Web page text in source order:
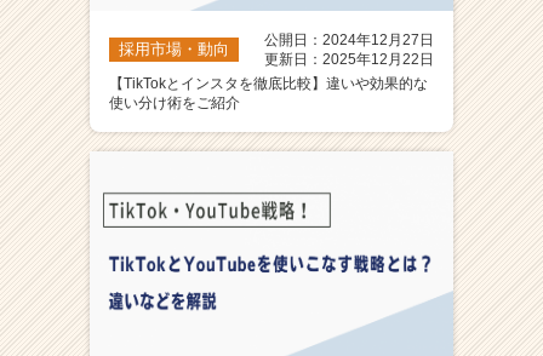
採用市場・動向
公開日：2024年12月27日
更新日：2025年12月22日
【TikTokとインスタを徹底比較】違いや効果的な
使い分け術をご紹介